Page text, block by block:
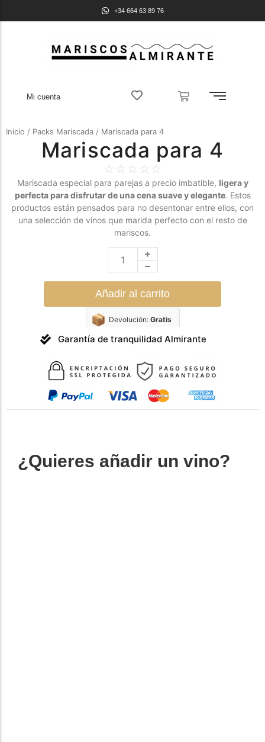
+34 664 63 89 76
Mi cuenta
Inicio / Packs Mariscada / Mariscada para 4
Mariscada para 4
☆ ☆ ☆ ☆ ☆
Mariscada especial para parejas a precio imbatible, ligera y
perfecta para disfrutar de una cena suave y elegante. Estos
productos están pensados para no desentonar entre ellos, con
una selección de vinos que marida perfecto con el resto de
mariscos.
Añadir al carrito
📦 Devolución: Gratis
Garantía de tranquilidad Almirante
¿Quieres añadir un vino?